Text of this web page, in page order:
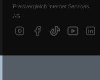
Preisvergleich Internet Services
AG